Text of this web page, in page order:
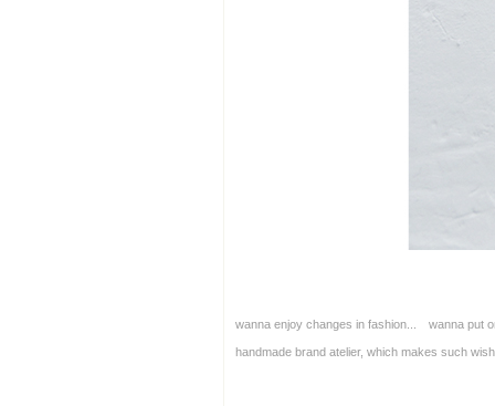
wanna enjoy changes in fashion... wanna put
handmade brand atelier, which makes such